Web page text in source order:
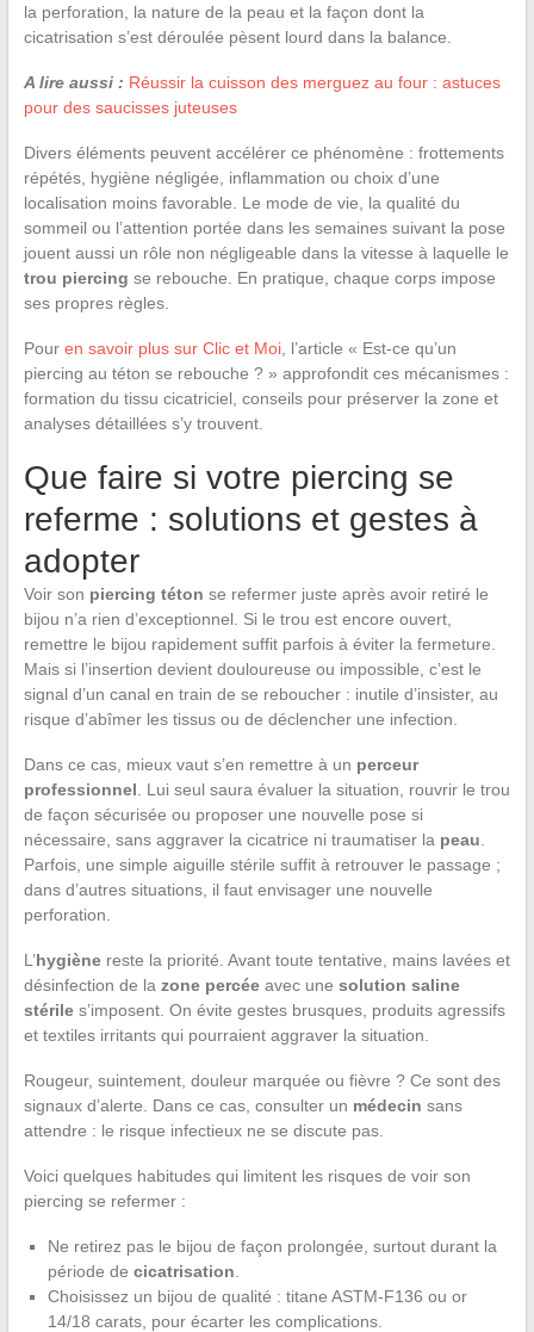
la perforation, la nature de la peau et la façon dont la
cicatrisation s’est déroulée pèsent lourd dans la balance.
A lire aussi : Réussir la cuisson des merguez au four : astuces
pour des saucisses juteuses
Divers éléments peuvent accélérer ce phénomène : frottements
répétés, hygiène négligée, inflammation ou choix d’une
localisation moins favorable. Le mode de vie, la qualité du
sommeil ou l’attention portée dans les semaines suivant la pose
jouent aussi un rôle non négligeable dans la vitesse à laquelle le
trou piercing se rebouche. En pratique, chaque corps impose
ses propres règles.
Pour en savoir plus sur Clic et Moi, l’article « Est-ce qu’un
piercing au téton se rebouche ? » approfondit ces mécanismes :
formation du tissu cicatriciel, conseils pour préserver la zone et
analyses détaillées s’y trouvent.
Que faire si votre piercing se
referme : solutions et gestes à
adopter
Voir son piercing téton se refermer juste après avoir retiré le
bijou n’a rien d’exceptionnel. Si le trou est encore ouvert,
remettre le bijou rapidement suffit parfois à éviter la fermeture.
Mais si l’insertion devient douloureuse ou impossible, c’est le
signal d’un canal en train de se reboucher : inutile d’insister, au
risque d’abîmer les tissus ou de déclencher une infection.
Dans ce cas, mieux vaut s’en remettre à un perceur
professionnel . Lui seul saura évaluer la situation, rouvrir le trou
de façon sécurisée ou proposer une nouvelle pose si
nécessaire, sans aggraver la cicatrice ni traumatiser la peau
Parfois, une simple aiguille stérile suffit à retrouver le passage ;
dans d’autres situations, il faut envisager une nouvelle
perforation.
L’hygiènereste la priorité. Avant toute tentative, mains lavées et
désinfection de la zone percéeavec une solution saline
stériles’imposent. On évite gestes brusques, produits agressifs
et textiles irritants qui pourraient aggraver la situation.
Rougeur, suintement, douleur marquée ou fièvre ? Ce sont des
signaux d’alerte. Dans ce cas, consulter un médecin sans
attendre : le risque infectieux ne se discute pas.
Voici quelques habitudes qui limitent les risques de voir son
piercing se refermer :
Ne retirez pas le bijou de façon prolongée, surtout durant la
période de cicatrisation
Choisissez un bijou de qualité : titane ASTM-F136 ou or
14/18 carats, pour écarter les complications.